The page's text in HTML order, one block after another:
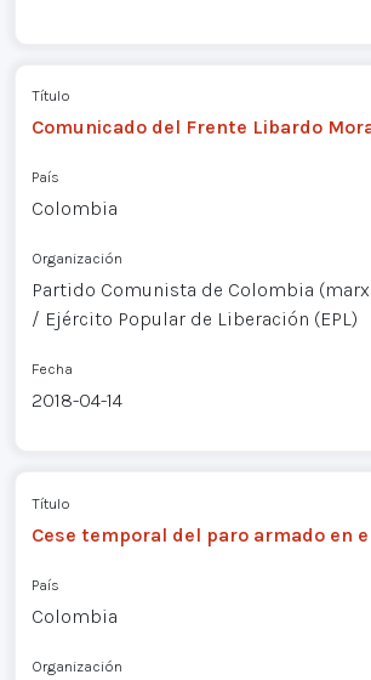
Título
Comunicado del Frente Libardo
País
Colombia
Organización
Partido Comunista de Colombia
/ Ejército Popular de Liberación (EPL)
Fecha
2018-04-14
Título
Cese temporal del paro armado en
País
Colombia
Organización